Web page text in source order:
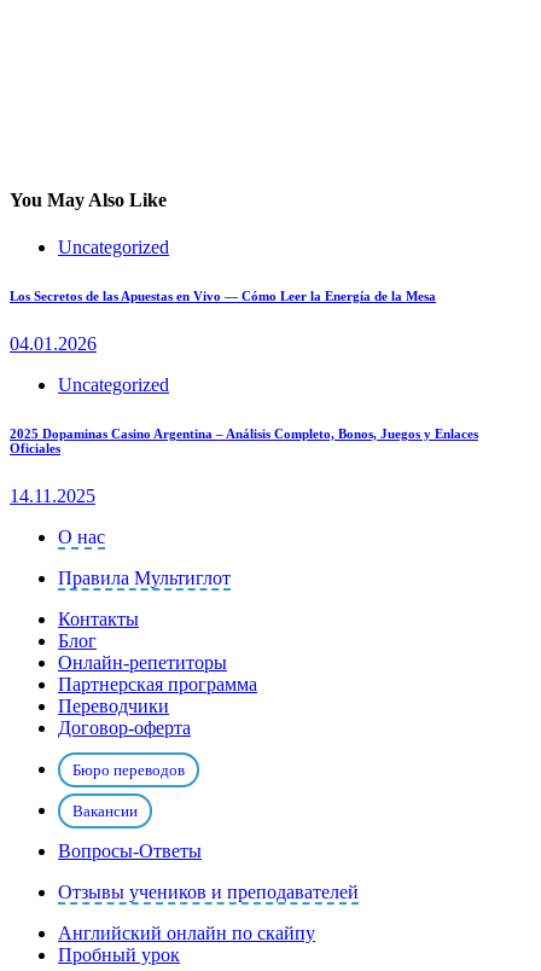
You May Also Like
Uncategorized
Los Secretos de las Apuestas en Vivo — Cómo Leer la Energía de la Mesa
04.01.2026
Uncategorized
2025 Dopaminas Casino Argentina – Análisis Completo, Bonos, Juegos y Enlaces
Oficiales
14.11.2025
О нас
Правила Мультиглот
Контакты
Блог
Онлайн-репетиторы
Партнерская программа
Переводчики
Договор-оферта
Бюро переводов
Вакансии
Вопросы-Ответы
Отзывы учеников и преподавателей
Английский онлайн по скайпу
Пробный урок